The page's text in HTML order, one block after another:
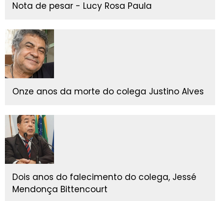
Nota de pesar - Lucy Rosa Paula
Onze anos da morte do colega Justino Alves
Dois anos do falecimento do colega, Jessé
Mendonça Bittencourt